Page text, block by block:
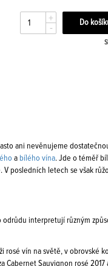
+
-
ani nevěnujeme
a bílého vína. Jde o téměř
posledních letech se však
interpretují různým
rosé vín na světě, v
Cabernet Sauvignon rosé 2017